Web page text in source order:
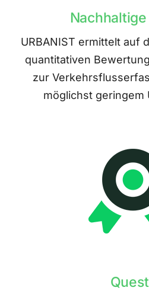
URBANIST ermittelt auf
quantitativen
zur
möglichst geringem